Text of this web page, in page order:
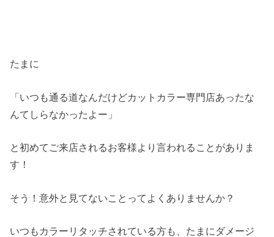
たまに
「いつも通る道なんだけどカットカラー専門店あったな
んてしらなかったよー」
と初めてご来店されるお客様より言われることがありま
す！
そう！意外と見てないことってよくありませんか？
いつもカラーリタッチされている方も、たまにダメージ